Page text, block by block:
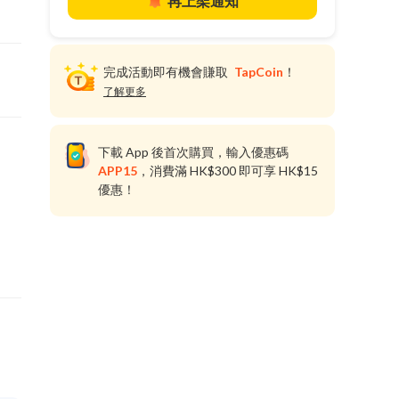
完成活動即有機會賺取 TapCoin ！
了解更多
下載 App 後首次購買，輸入優惠碼
APP15 ，消費滿 HK$300 即可享 HK$15
優惠！